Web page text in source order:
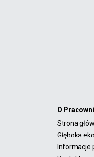
O Pracowni
Strona
Głęboka
Informacje